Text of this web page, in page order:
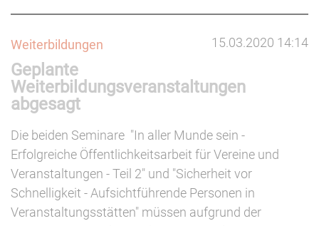
Thüringens
es
Ergebnisse
Blitzumfrage
15.03.2020 14:14
Weiterbildungen
Geplante
Weiterbildungsveranstaltungen
abgesagt
Die beiden Seminare "In aller Munde sein -
Erfolgreiche Öffentlichkeitsarbeit für Vereine und
Veranstaltungen - Teil 2" und "Sicherheit vor
Schnelligkeit - Aufsichtführende Personen in
Veranstaltungsstätten" müssen aufgrund der